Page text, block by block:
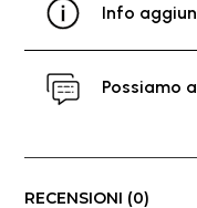
Info
Possiamo
RECENSIONI (0)